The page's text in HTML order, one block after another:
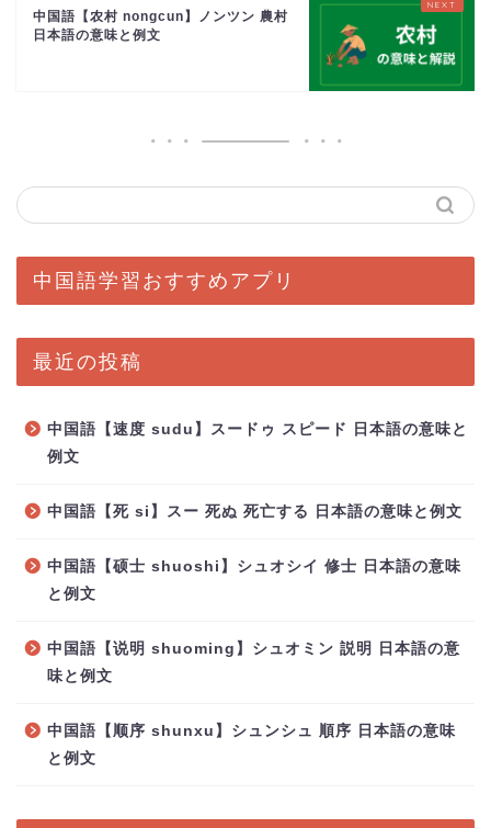
中国語【农村 nongcun】ノンツン 農村
日本語の意味と例文
中国語学習おすすめアプリ
最近の投稿
中国語【速度 sudu】スードゥ スピード 日本語の意味と
例文
中国語【死 si】スー 死ぬ 死亡する 日本語の意味と例文
中国語【硕士 shuoshi】シュオシイ 修士 日本語の意味
と例文
中国語【说明 shuoming】シュオミン 説明 日本語の意
味と例文
中国語【顺序 shunxu】シュンシュ 順序 日本語の意味
と例文